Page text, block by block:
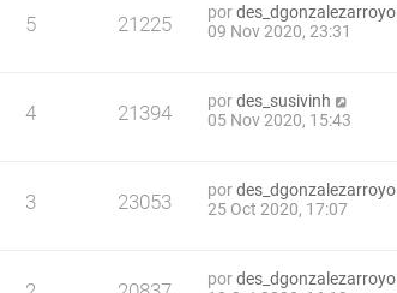
5 21225 pordes_dgonzalezarroyo
09 Nov 2020, 23:31
4 21394 pordes_susivinh
05 Nov 2020, 15:43
3 23053 pordes_dgonzalezarroyo
25 Oct 2020, 17:07
pordes_dgonzalezarroyo